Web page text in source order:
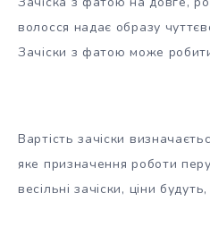
волосся надає образу
Зачіски з фатою може
Вартість зачіски
яке призначення роботи
весільні зачіски, ціни будуть,